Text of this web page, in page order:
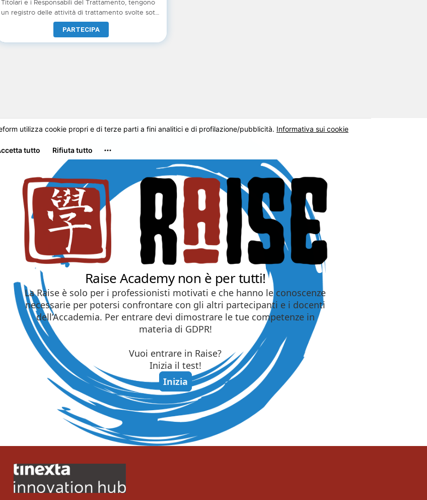
Titolari e i Responsabili del Trattamento, tengono
un registro delle attività di trattamento svolte sotto
la propria responsabilità. Tali registri conterranno i
dati di contatto dei titolari, le finalità dei
trattamenti, la descrizione delle categorie degli
informazioni che chi effettua la verifica, si aspetta
PARTECIPA